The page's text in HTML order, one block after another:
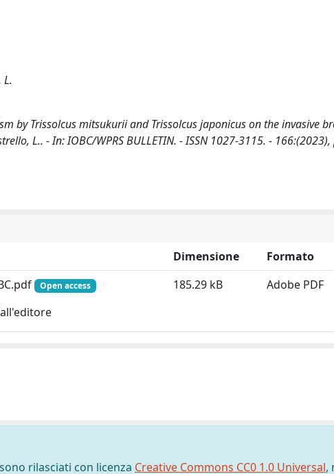
L.
by Trissolcus mitsukurii and Trissolcus japonicus on the invasive
L.. - In: IOBC/WPRS BULLETIN. - ISSN 1027-3115. -
Dimensione
Formato
Open access 185.29 kB Adobe PDF
rilasciati con licenza Creative Commons CC0 1.0 Universal,